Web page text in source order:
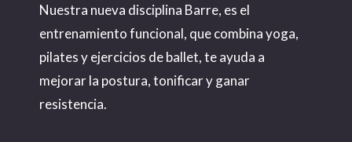
Nuestra nueva disciplina Barre, es el
entrenamiento funcional, que combina yoga,
pilates y ejercicios de ballet, te ayuda a
mejorar la postura, tonificar y ganar
resistencia.